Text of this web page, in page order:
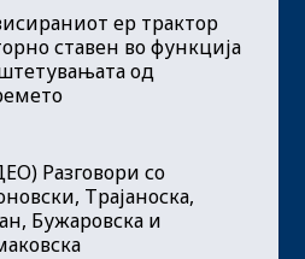
ер трактор
ставен во функција
од
Разговори со
Трајаноска,
Бужаровска и